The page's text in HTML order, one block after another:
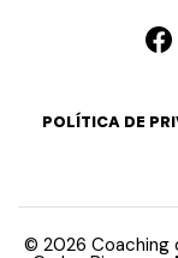
POLÍTICA DE
© 2026 Coaching